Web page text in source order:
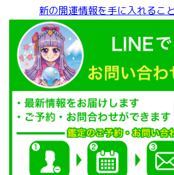
新の開運情報を手に入れるこ